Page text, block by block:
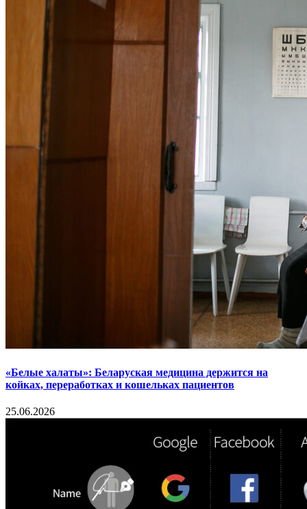
«Белые халаты»: Беларуская медицина держится на
койках, переработках и кошельках пациентов
25.06.2026